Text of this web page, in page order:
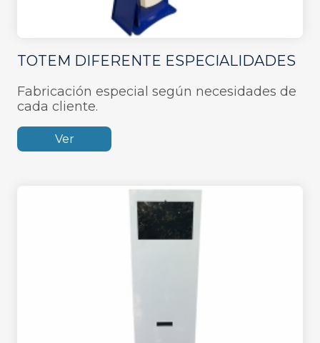
TOTEM DIFERENTE ESPECIALIDADES
Fabricación especial según necesidades de
cada cliente.
Ver